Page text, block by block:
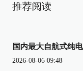
推荐阅读
国内最大自航式纯
2026-08-06 09:48